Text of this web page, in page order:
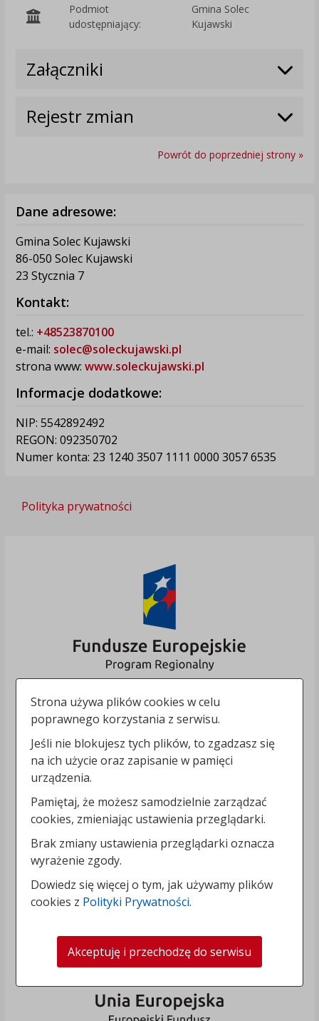
Podmiot
udostępniający:
Gmina Solec
Kujawski
Załączniki
Rejestr zmian
Powrót do poprzedniej strony »
Dane adresowe:
Gmina Solec Kujawski
86-050 Solec Kujawski
23 Stycznia 7
Kontakt:
tel.: +48523870100
e-mail: solec@soleckujawski.pl
strona www: www.soleckujawski.pl
Informacje dodatkowe:
NIP: 5542892492
REGON: 092350702
Numer konta: 23 1240 3507 1111 0000 3057 6535
Polityka prywatności
Strona używa plików cookies w celu
poprawnego korzystania z serwisu.
Jeśli nie blokujesz tych plików, to zgadzasz się
na ich użycie oraz zapisanie w pamięci
urządzenia.
Pamiętaj, że możesz samodzielnie zarządzać
cookies, zmieniając ustawienia przeglądarki.
Brak zmiany ustawienia przeglądarki oznacza
wyrażenie zgody.
Dowiedz się więcej o tym, jak używamy plików
cookies z Polityki Prywatności.
Akceptuję i przechodzę do serwisu